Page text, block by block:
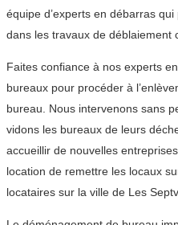
équipe d’experts en débarras
dans les travaux de déblaiement
Faites confiance à nos experts
bureaux pour procéder à
bureau. Nous intervenons sans
vidons les bureaux de leurs
accueillir de nouvelles
location de remettre les locaux
locataires sur la ville de Les